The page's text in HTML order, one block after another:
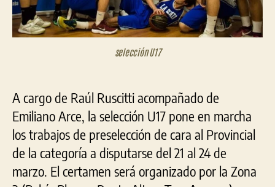
selección U17
A cargo de Raúl Ruscitti acompañado de
Emiliano Arce, la selección U17 pone en marcha
los trabajos de preselección de cara al Provincial
de la categoría a disputarse del 21 al 24 de
marzo. El certamen será organizado por la Zona